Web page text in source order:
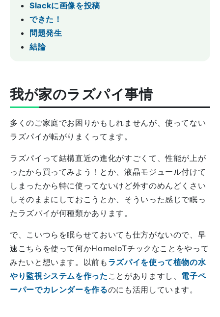
Slackに画像を投稿
できた！
問題発生
結論
我が家のラズパイ事情
多くのご家庭でお困りかもしれませんが、使ってない
ラズパイが転がりまくってます。
ラズパイって結構直近の進化がすごくて、性能が上が
ったから買ってみよう！とか、液晶モジュール付けて
しまったから特に使ってないけど外すのめんどくさい
しそのままにしておこうとか、そういった感じで眠っ
たラズパイが何種類かあります。
で、こいつらを眠らせておいても仕方がないので、早
速こちらを使って何かHomeIoTチックなことをやって
みたいと想います。以前も ラズパイを使って植物の水
やり監視システムを作った ことがありますし、 電子ペ
ーパーでカレンダーを作るのにも活用しています。